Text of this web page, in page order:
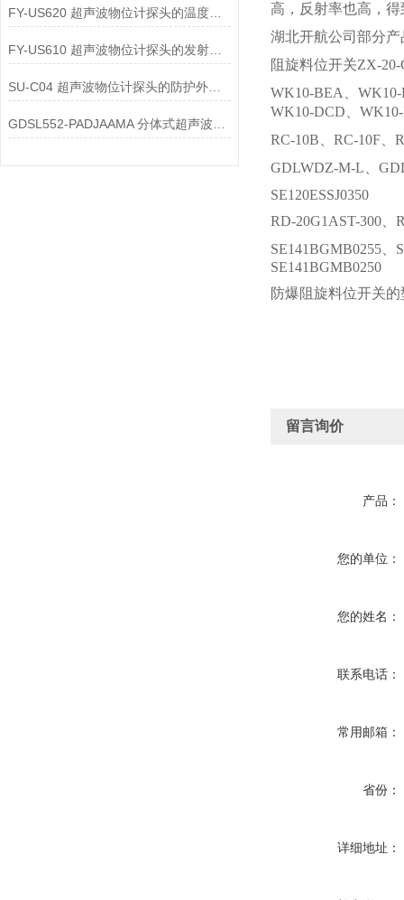
FY-US620 超声波物位计探头的温度补偿模块如何选型？
FY-US610 超声波物位计探头的发射功率与测量距离如何匹配？
SU-C04 超声波物位计探头的防护外壳材质对性能有何影响？
高，反射率也高，
湖北开航公司部分产
阻旋料位开关ZX-20-
WK10-BEA、
WK10-DCD、
RC-10B、RC-10F、
GDLWDZ-M-L、
SE120ESSJ0350
RD-20G1AST-300
SE141BGMB0255、
SE141BGMB0250
防爆阻旋料位开关的
留言询价
产品：
您的单位：
您的姓名：
联系电话：
常用邮箱：
省份：
详细地址：